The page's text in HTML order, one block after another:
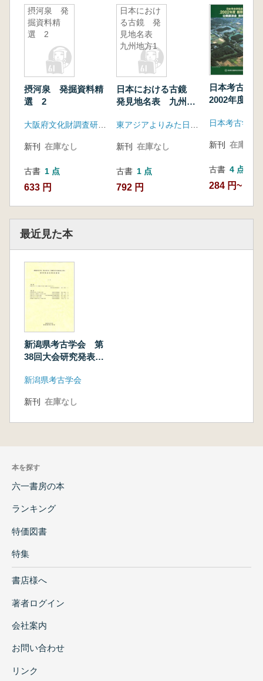
摂河泉 発
掘資料精
選 2
摂河泉 発掘資料精
選 2
新刊 在庫なし
古書 1 点
633 円
日本におけ
る古鏡 発
見地名表
九州地方1
日本における古鏡
発見地名表 九州地
新刊 在庫なし
古書 1 点
792 円
日本考古学
2002年度
集
新刊 在庫なし
古書 4 点
284 円~
最近見た本
新潟県考古学会 第
38回大会研究発表会
新潟県考古学会
新刊 在庫なし
本を探す
六一書房の本
ランキング
特価図書
特集
書店様へ
著者ログイン
会社案内
お問い合わせ
リンク